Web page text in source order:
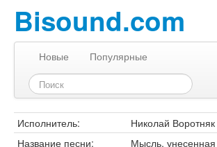
Bisound.com
Новые Популярные
Исполнитель:
Николай Воротняк
Название песни:
Мысль,